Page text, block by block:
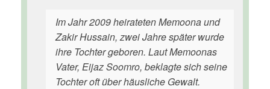
Im Jahr 2009 heirateten Memoona und
Zakir Hussain, zwei Jahre später wurde
ihre Tochter geboren. Laut Memoonas
Vater, Eijaz Soomro, beklagte sich seine
Tochter oft über häusliche Gewalt.